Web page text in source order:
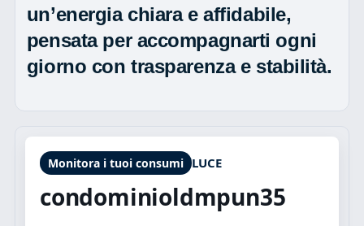
un’energia chiara e affidabile,
pensata per accompagnarti ogni
giorno con trasparenza e stabilità.
Monitora i tuoi consumi LUCE
condominioldmpun35